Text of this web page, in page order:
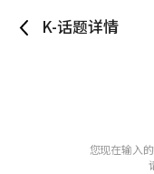
K-话题详情
您现在输入